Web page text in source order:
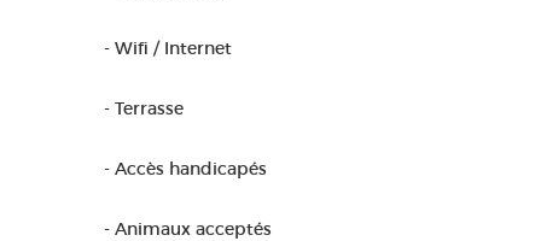
- Wifi / Internet
- Terrasse
- Accès handicapés
- Animaux acceptés